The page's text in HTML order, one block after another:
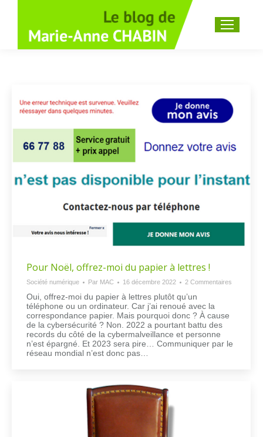
Recherche
Pour Noël, offrez-moi du papier à lettres !
Société numérique Par MAC 16 décembre 2022 2 Commentaires
Oui, offrez-moi du papier à lettres plutôt qu’un
téléphone ou un ordinateur. Car j’ai renoué avec la
correspondance papier. Mais pourquoi donc ? À cause
de la cybersécurité ? Non. 2022 a pourtant battu des
records du côté de la cybermalveillance et personne
n’est épargné. Et 2023 sera pire… Communiquer par le
réseau mondial n’est donc pas…